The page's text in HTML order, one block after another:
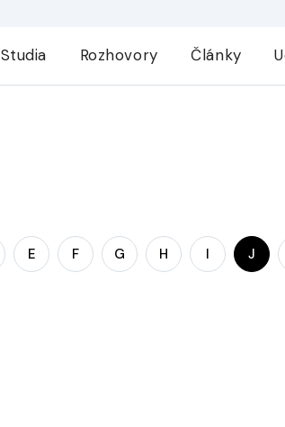
Studia Rozhovory Články
E F G H I J